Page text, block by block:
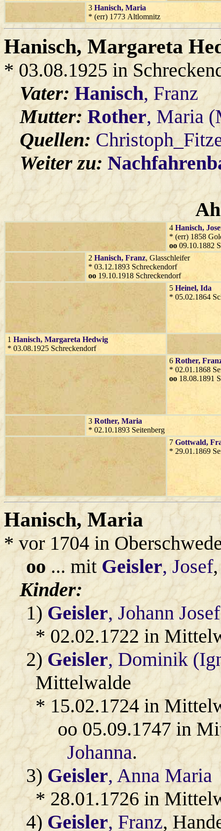
3 Hanisch, Maria
* (err) 1773 Altlomnitz
Hanisch, Margareta
* 03.08.1925 in
Vater:Hanisch, Franz
Mutter:Rother, Maria
Quellen:
Weiter zu:
4 Hanisch,
* (err) 1858
oo 09.10.1882
2 Hanisch, Franz, Glasschleifer
* 03.12.1893 Schreckendorf
oo 19.10.1918 Schreckendorf
5 Heinel, Ida
* 05.02.1864
1 Hanisch, Margareta Hedwig
* 03.08.1925 Schreckendorf
6 Rother,
* 02.01.1868
oo 18.08.1891
3 Rother, Maria
* 02.10.1893 Seitenberg
7 Gottwald,
* 29.01.1869
Hanisch, Maria
* vor 1704 in
oo ... mitGeisler, Josef
Kinder:
1)Geisler, Johann Josef
* 02.02.1722 in
2)Geisler, Dominik
Mittelwalde
* 15.02.1724 in
oo 05.09.1747 in
Johanna.
3)Geisler, Anna Maria
* 28.01.1726 in
4)Geisler, Franz,